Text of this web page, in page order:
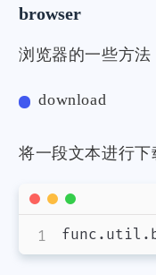
browser
浏览器的一些方法
download
将一段文本进行下
func . util .